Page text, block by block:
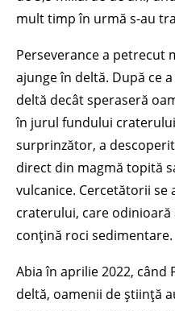
mult timp în urmă s-au
Perseverance a petrecut
ajunge în deltă. După ce
deltă decât speraseră
în jurul fundului
surprinzător, a
direct din magmă topită
vulcanice. Cercetătorii se
craterului, care
conțină roci sedimentare.
Abia în aprilie 2022, când
deltă, oamenii de știință